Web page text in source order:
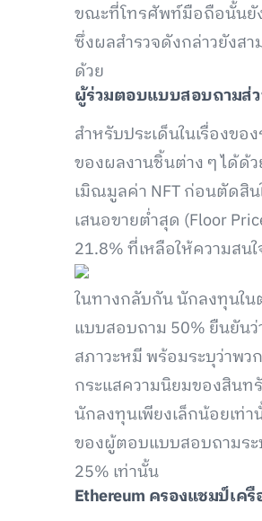
ขณะที่โทรศัพท์มือถือนั้นยั
ซึ่งผลสำรวจดังกล่าวยังสา
ด้วย
ผู้ร่วมตอบแบบสอบถามส่
สำหรับประเด็นในเรื่องข
ของผลงานชิ้นต่าง ๆ ได้ด้ว
เมิณมูลค่า NFT ก่อนตัดสิ
เสนอขายต่ำสุด (Floor
21.8% ที่เหลือให้ความส
ในทางกลับกัน นักลงทุนใ
แบบสอบถาม 50% ยืนยันว่
สภาวะหมี พร้อมระบุว่าพว
กระแสความนิยมของสินท
นักลงทุนเพียงเล็กน้อยเท่
ของผู้ตอบแบบสอบถามระ
25% เท่านั้น
Ethereum ครองแชมป์เครื